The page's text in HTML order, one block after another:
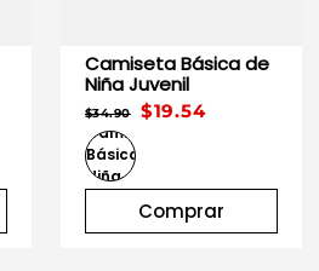
Camiseta Básica de
Niña Juvenil
$19.54
$34.90
Comprar